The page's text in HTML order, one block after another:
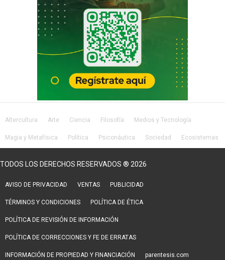
Altercultura Arte Ciencia Filosofía Medios y Tecnología
Magia y Metafísica Política Psiconáutica Sociedad Ecosistemas
TODOS LOS DERECHOS RESERVADOS ® 2026
AVISO DE PRIVACIDAD VENTAS PUBLICIDAD
TÉRMINOS Y CONDICIONES POLÍTICA DE ÉTICA
POLÍTICA DE REVISIÓN DE INFORMACIÓN
POLÍTICA DE CORRECCIONES Y FE DE ERRATAS
INFORMACIÓN DE PROPIEDAD Y FINANCIACIÓN parentesis.com